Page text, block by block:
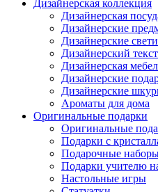
Дизайнерская коллекция
Дизайнерская
Дизайнерские
Дизайнерские
Дизайнерский
Дизайнерская
Дизайнерские
Дизайнерские
Ароматы для дома
Оригинальные подарки
Оригинальные
Подарки с
Подарочные
Подарки учителю
Настольные игры